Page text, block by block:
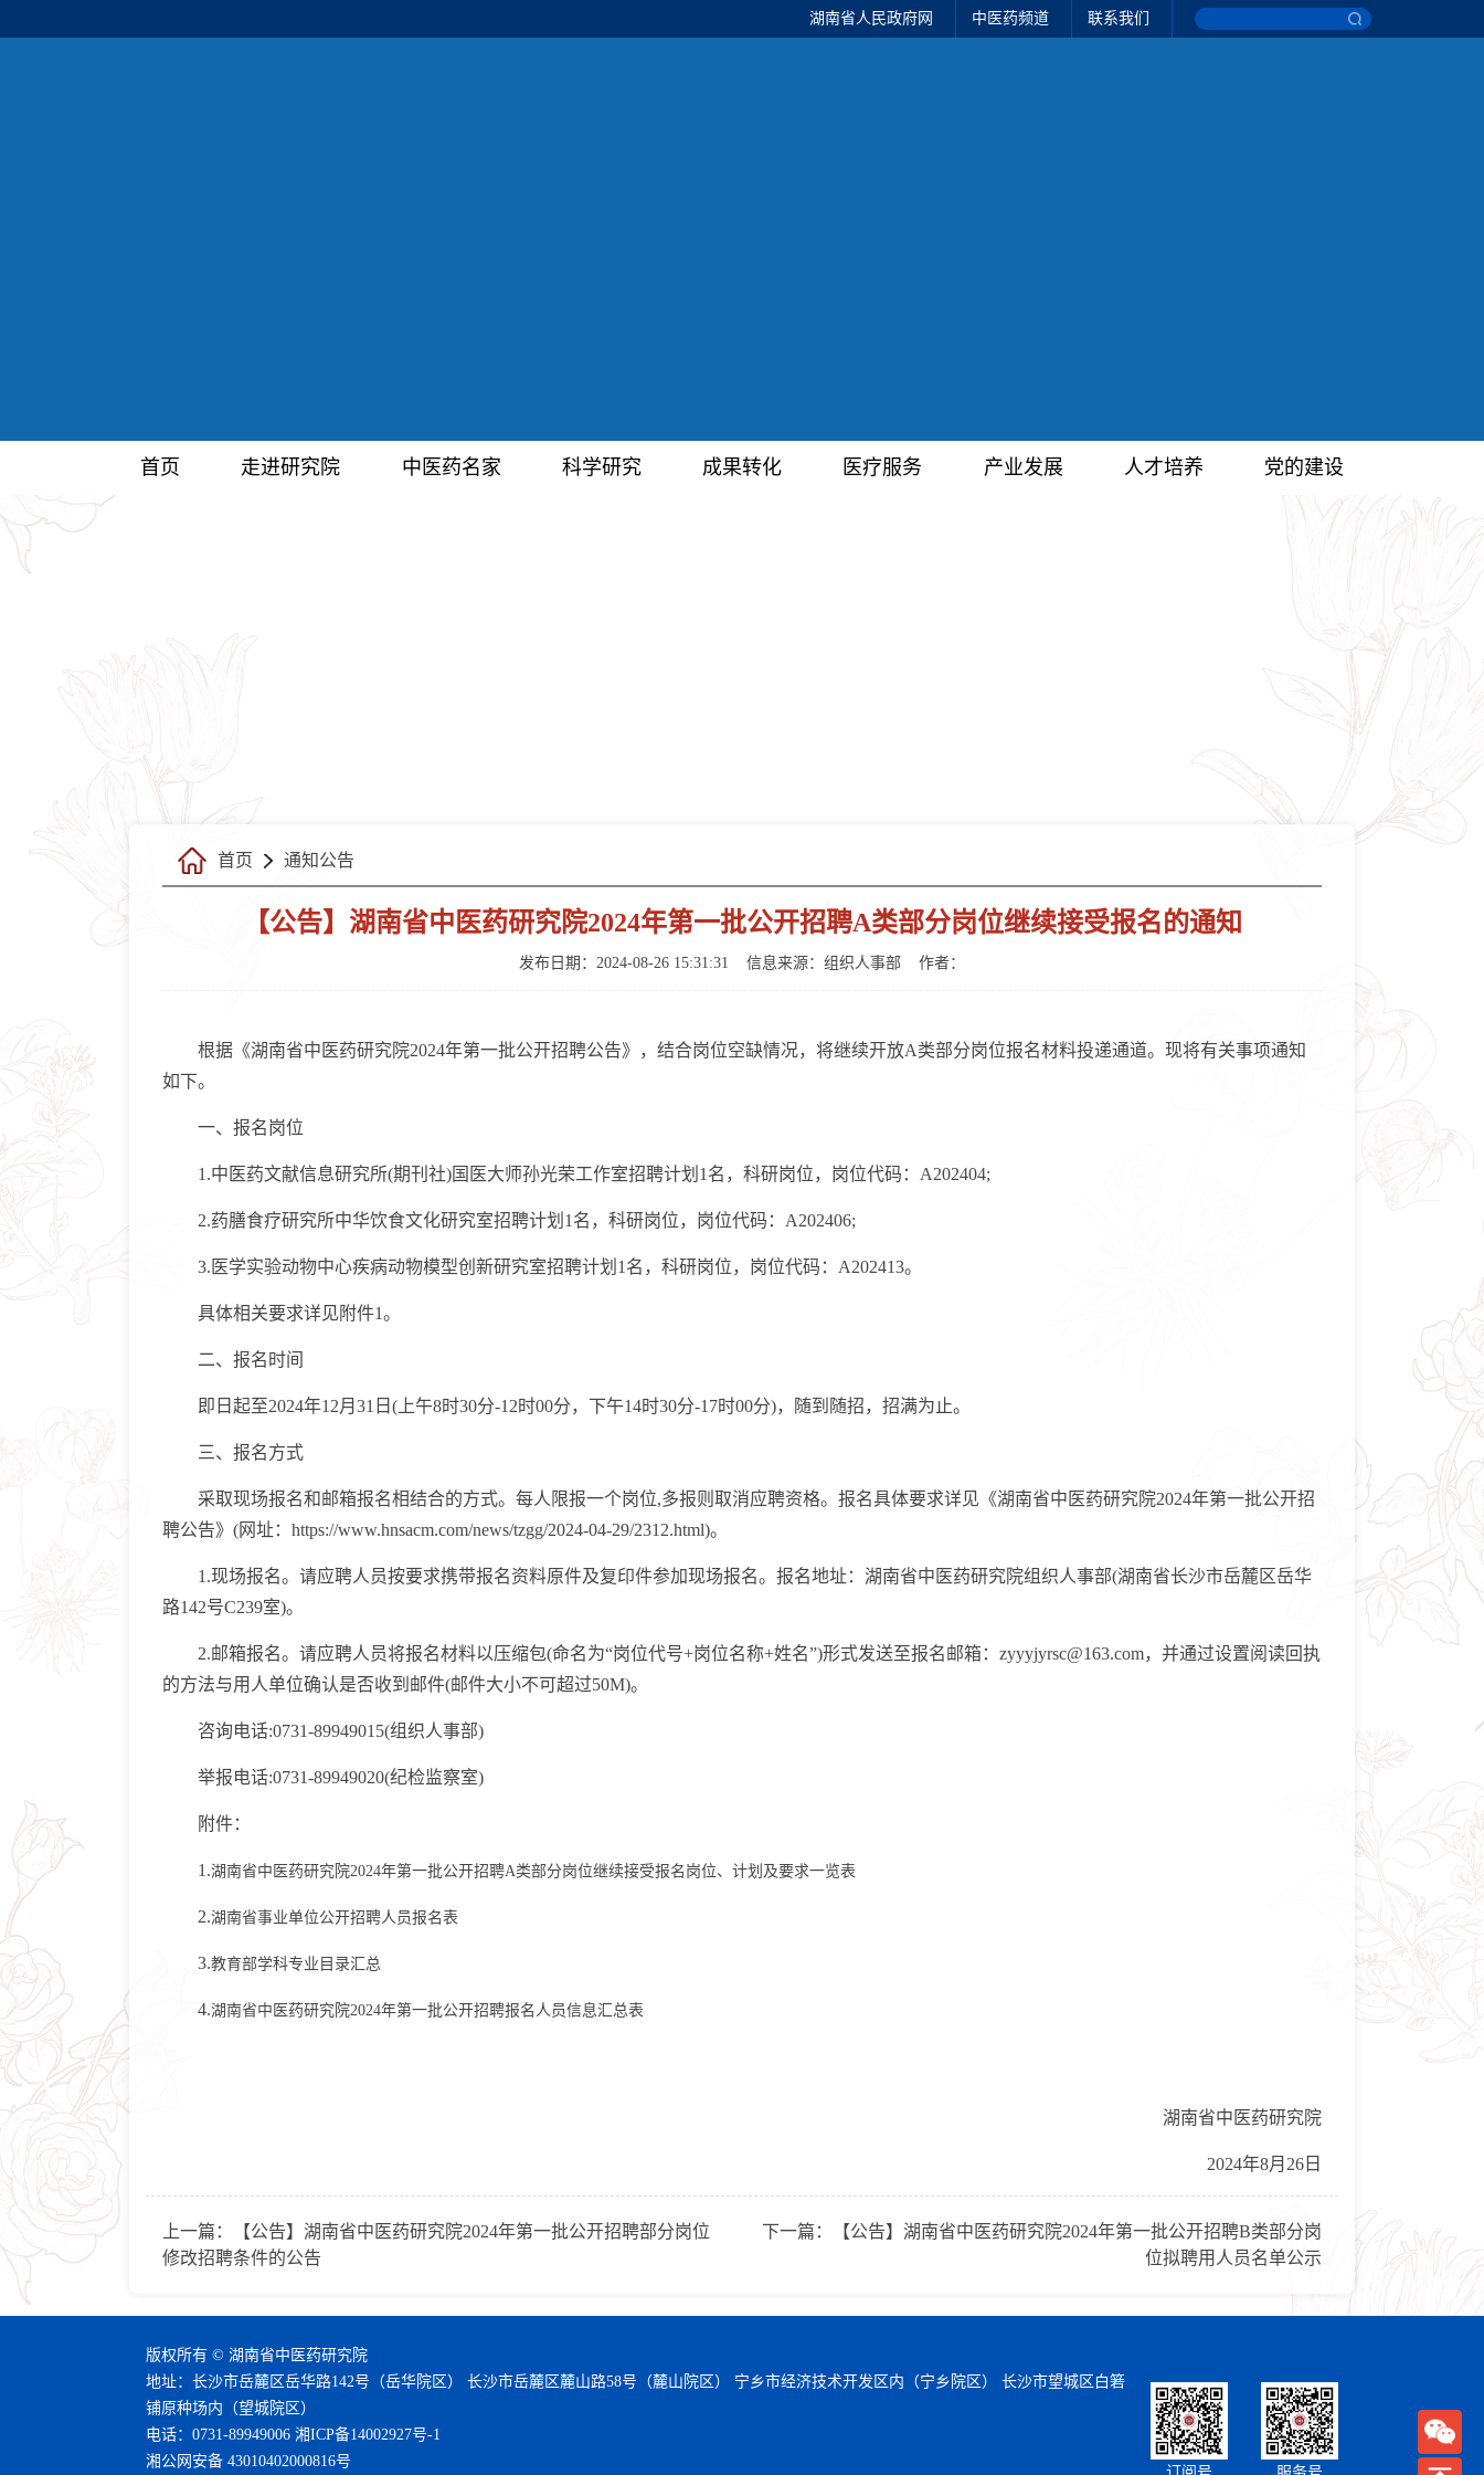
湖南省人民政府网 中医药频道 联系我们
首页 走进研究院 中医药名家 科学研究 成果转化 医疗服务 产业发展 人才培养 党的建设
首页 通知公告
【公告】湖南省中医药研究院2024年第一批公开招聘A类部分岗位继续接受报名的通知
发布日期：2024-08-26 15:31:31 信息来源： 组织人事部 作者：
根据《湖南省中医药研究院2024年第一批公开招聘公告》，结合岗位空缺情况，将继续开放A类部分岗位报名材料投递通道。现将有关事项通知
如下。
一、报名岗位
1.中医药文献信息研究所(期刊社)国医大师孙光荣工作室招聘计划1名，科研岗位，岗位代码：A202404;
2.药膳食疗研究所中华饮食文化研究室招聘计划1名，科研岗位，岗位代码：A202406;
3.医学实验动物中心疾病动物模型创新研究室招聘计划1名，科研岗位，岗位代码：A202413。
具体相关要求详见附件1。
二、报名时间
即日起至2024年12月31日(上午8时30分-12时00分，下午14时30分-17时00分)，随到随招，招满为止。
三、报名方式
采取现场报名和邮箱报名相结合的方式。每人限报一个岗位,多报则取消应聘资格。报名具体要求详见《湖南省中医药研究院2024年第一批公开招
聘公告》(网址：https://www.hnsacm.com/news/tzgg/2024-04-29/2312.html)。
1.现场报名。请应聘人员按要求携带报名资料原件及复印件参加现场报名。报名地址：湖南省中医药研究院组织人事部(湖南省长沙市岳麓区岳华
路142号C239室)。
2.邮箱报名。请应聘人员将报名材料以压缩包(命名为“岗位代号+岗位名称+姓名”)形式发送至报名邮箱：zyyyjyrsc@163.com，并通过设置阅读回执
的方法与用人单位确认是否收到邮件(邮件大小不可超过50M)。
咨询电话:0731-89949015(组织人事部)
举报电话:0731-89949020(纪检监察室)
附件：
1.湖南省中医药研究院2024年第一批公开招聘A类部分岗位继续接受报名岗位、计划及要求一览表
2.湖南省事业单位公开招聘人员报名表
3.教育部学科专业目录汇总
4.湖南省中医药研究院2024年第一批公开招聘报名人员信息汇总表
湖南省中医药研究院
2024年8月26日
上一篇：
【公告】湖南省中医药研究院2024年第一批公开招聘部分岗位
修改招聘条件的公告
下一篇：
【公告】湖南省中医药研究院2024年第一批公开招聘B类部分岗
位拟聘用人员名单公示
版权所有 © 湖南省中医药研究院
地址：长沙市岳麓区岳华路142号（岳华院区） 长沙市岳麓区麓山路58号（麓山院区） 宁乡市经济技术开发区内（宁乡院区） 长沙市望城区白箬
铺原种场内（望城院区）
电话：0731-89949006 湘ICP备14002927号-1
湘公网安备 43010402000816号